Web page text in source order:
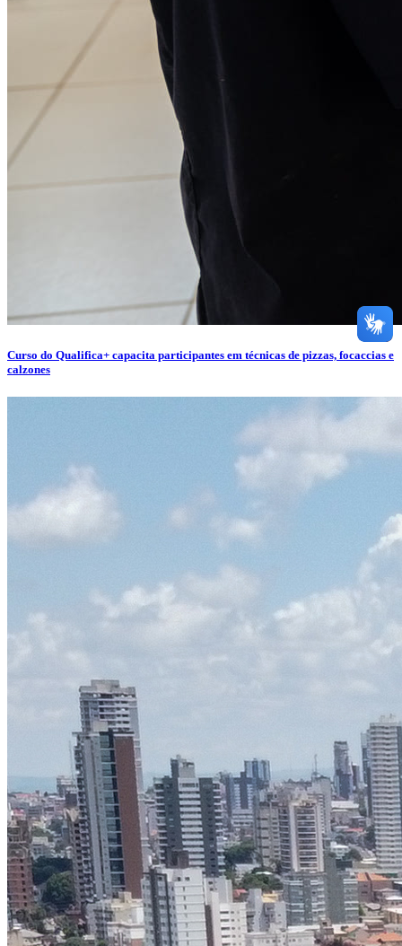
Curso do Qualifica+ capacita participantes em técnicas de pizzas, focaccias e
calzones